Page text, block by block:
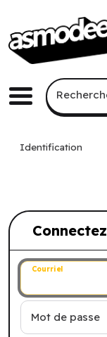
Menu
Identification
Connectez-
Courriel
Mot de passe